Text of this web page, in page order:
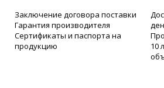
Заключение договора поставки
Гарантия производителя
Сертификаты и паспорта на
продукцию
10